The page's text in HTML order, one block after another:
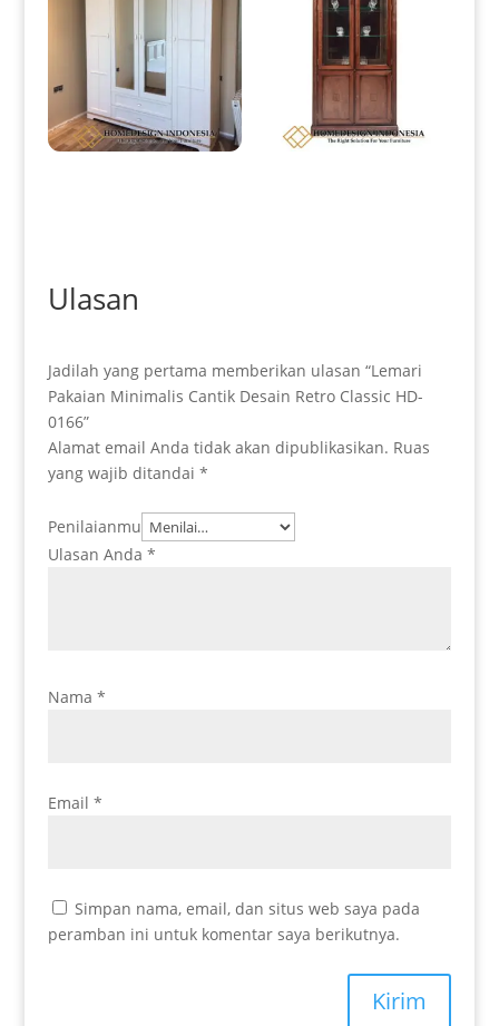
Ulasan
Jadilah yang pertama memberikan ulasan “Lemari
Pakaian Minimalis Cantik Desain Retro Classic HD-
0166”
Alamat email Anda tidak akan dipublikasikan. Ruas
yang wajib ditandai *
Penilaianmu
Ulasan Anda *
Nama *
Email *
Simpan nama, email, dan situs web saya pada
peramban ini untuk komentar saya berikutnya.
Kirim